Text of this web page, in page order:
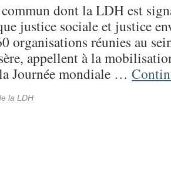
dont la LDH est
justice sociale et justice
organisations réunies au
appellent à la
Journée mondiale …
la LDH